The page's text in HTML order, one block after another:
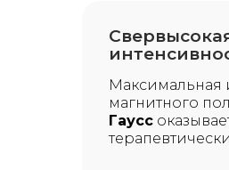
Максимальная
магнитного
Гаусс